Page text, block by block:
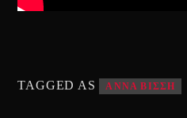
TAGGED AS ΑΝΝΑ ΒΙΣΣΗ